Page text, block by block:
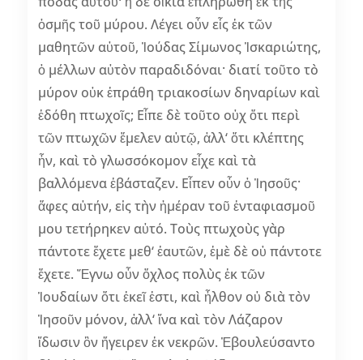
ὀσμῆς τοῦ μύρου. Λέγει οὖν εἷς ἐκ τῶν
μαθητῶν αὐτοῦ, Ἰούδας Σίμωνος Ἰσκαριώτης,
ὁ μέλλων αὐτὸν παραδιδόναι· διατί τοῦτο τὸ
μύρον οὐκ ἐπράθη τριακοσίων δηναρίων καὶ
ἐδόθη πτωχοῖς; Εἶπε δὲ τοῦτο οὐχ ὅτι περὶ
τῶν πτωχῶν ἔμελεν αὐτῷ, ἀλλ‘ ὅτι κλέπτης
ἦν, καὶ τὸ γλωσσόκομον εἶχε καὶ τὰ
βαλλόμενα ἐβάσταζεν. Εἶπεν οὖν ὁ Ἰησοῦς·
ἄφες αὐτήν, εἰς τὴν ἡμέραν τοῦ ἐνταφιασμοῦ
μου τετήρηκεν αὐτό. Τοὺς πτωχοὺς γὰρ
πάντοτε ἔχετε μεθ‘ ἑαυτῶν, ἐμὲ δὲ οὐ πάντοτε
ἔχετε. Ἔγνω οὖν ὄχλος πολὺς ἐκ τῶν
Ἰουδαίων ὅτι ἐκεῖ ἐστι, καὶ ἦλθον οὐ διὰ τὸν
Ἰησοῦν μόνον, ἀλλ‘ ἵνα καὶ τὸν Λάζαρον
ἴδωσιν ὃν ἤγειρεν ἐκ νεκρῶν. Ἐβουλεύσαντο